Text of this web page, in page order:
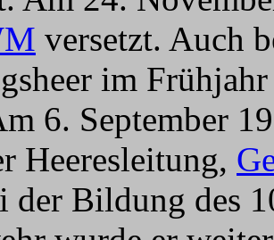
versetzt. Auch
im
6. September
Heeresleitung,
der Bildung des